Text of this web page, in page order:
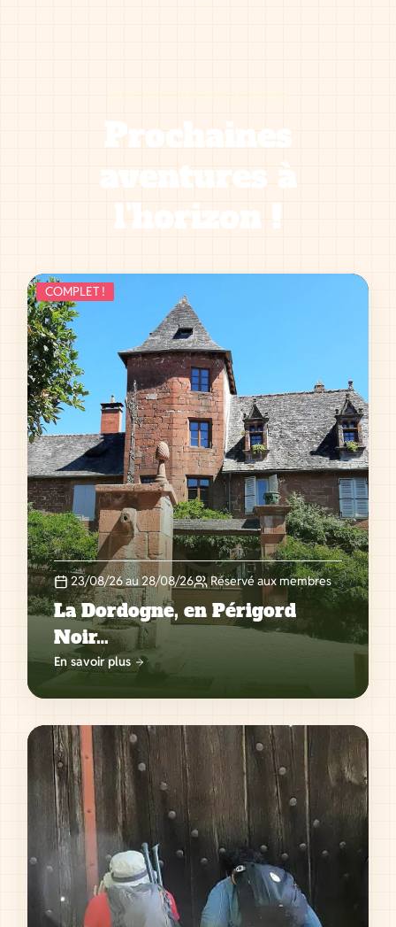
Prochaines
aventures à
l'horizon !
COMPLET !
23/08/26 au 28/08/26 Réservé aux membres
La Dordogne, en Périgord
Noir…
En savoir plus